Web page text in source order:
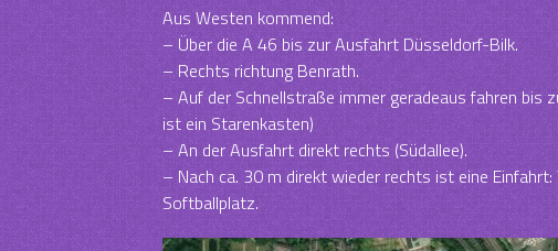
Aus Westen kommend:
– Über die A 46 bis zur Ausfahrt Düsseldorf-Bilk.
– Rechts richtung Benrath.
– Auf der Schnellstraße immer geradeaus fahren bis
ist ein Starenkasten)
– An der Ausfahrt direkt rechts (Südallee).
– Nach ca. 30 m direkt wieder rechts ist eine
Softballplatz.